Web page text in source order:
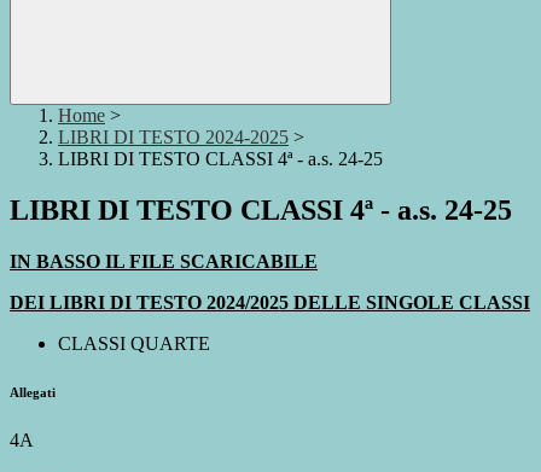
Home >
LIBRI DI TESTO 2024-2025 >
LIBRI DI TESTO CLASSI 4ª - a.s. 24-25
LIBRI DI TESTO CLASSI 4ª - a.s. 24-25
IN BASSO IL FILE SCARICABILE
DEI LIBRI DI TESTO 2024/2025 DELLE SINGOLE CLASSI
CLASSI QUARTE
Allegati
4A